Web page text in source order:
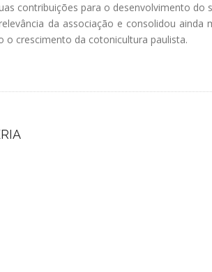
contribuições para o desenvolvimento do
da associação e consolidou
o crescimento da cotonicultura paulista.